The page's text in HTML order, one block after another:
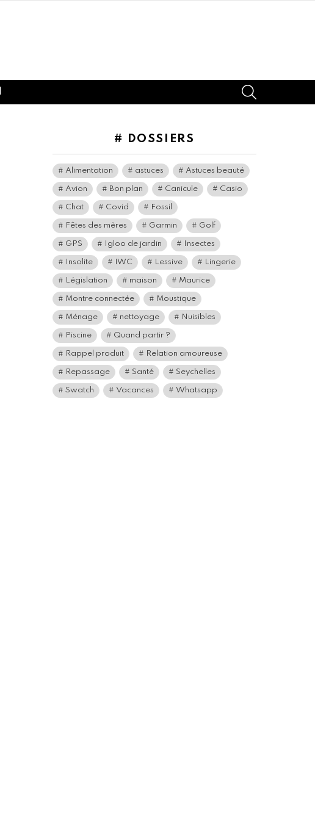
# DOSSIERS
Alimentation astuces Astuces beauté
Avion Bon plan Canicule Casio
Chat Covid Fossil
Fêtes des mères Garmin Golf
GPS Igloo de jardin Insectes
Insolite IWC Lessive Lingerie
Législation maison Maurice
Montre connectée Moustique
Ménage nettoyage Nuisibles
Piscine Quand partir ?
Rappel produit Relation amoureuse
Repassage Santé Seychelles
Swatch Vacances Whatsapp